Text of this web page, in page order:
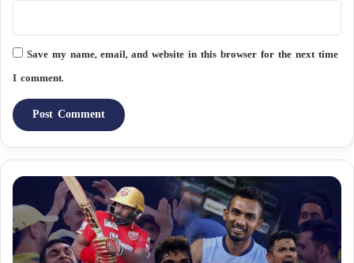
Save my name, email, and website in this browser for the next time
I comment.